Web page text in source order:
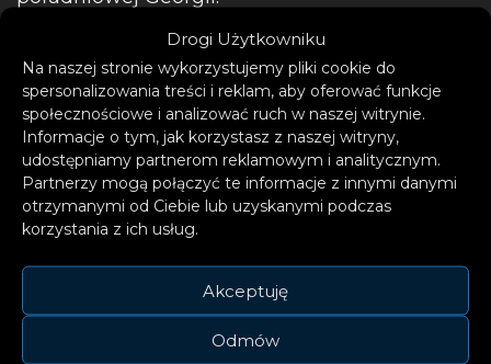
Drogi Użytkowniku
Na naszej stronie wykorzystujemy pliki cookie do
spersonalizowania treści i reklam, aby oferować funkcje
społecznościowe i analizować ruch w naszej witrynie.
Informacje o tym, jak korzystasz z naszej witryny,
udostępniamy partnerom reklamowym i analitycznym.
Partnerzy mogą połączyć te informacje z innymi danymi
otrzymanymi od Ciebie lub uzyskanymi podczas
korzystania z ich usług.
Akceptuję
Odmów